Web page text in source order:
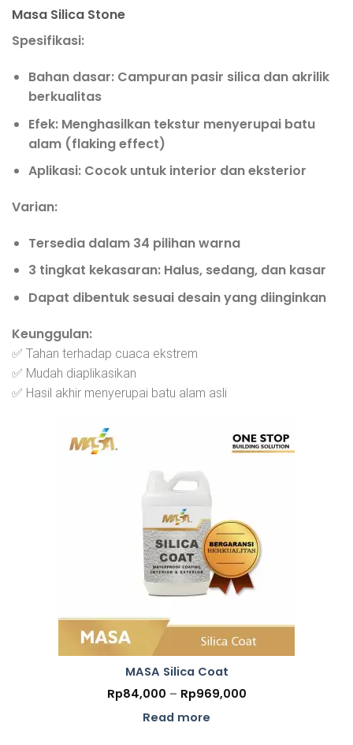
Masa Silica Stone
Spesifikasi:
Bahan dasar: Campuran pasir silica dan akrilik
berkualitas
Efek: Menghasilkan tekstur menyerupai batu
alam (flaking effect)
Aplikasi: Cocok untuk interior dan eksterior
Varian:
Tersedia dalam 34 pilihan warna
3 tingkat kekasaran: Halus, sedang, dan kasar
Dapat dibentuk sesuai desain yang diinginkan
Keunggulan:
✅ Tahan terhadap cuaca ekstrem
✅ Mudah diaplikasikan
✅ Hasil akhir menyerupai batu alam asli
MASA Silica Coat
Rp84,000 – Rp969,000Price
Read more